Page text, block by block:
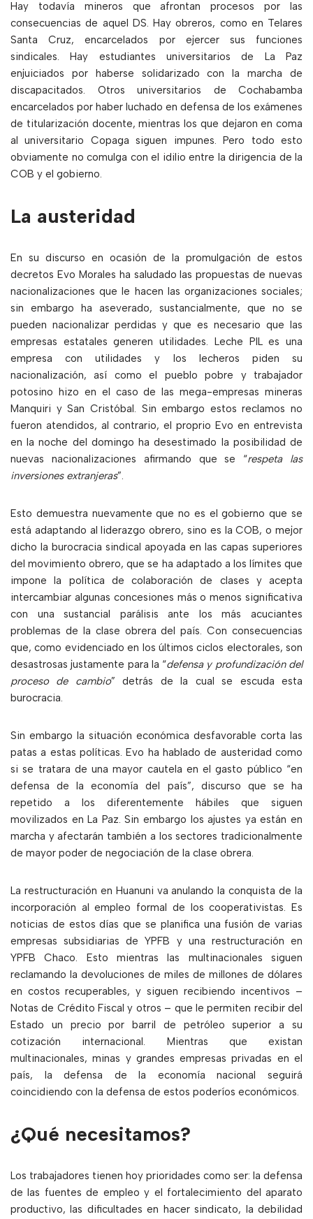
Hay todavía mineros que afrontan procesos por las
consecuencias de aquel DS. Hay obreros, como en Telares
Santa Cruz, encarcelados por ejercer sus funciones
sindicales. Hay estudiantes universitarios de La Paz
enjuiciados por haberse solidarizado con la marcha de
discapacitados. Otros universitarios de Cochabamba
encarcelados por haber luchado en defensa de los exámenes
de titularización docente, mientras los que dejaron en coma
al universitario Copaga siguen impunes. Pero todo esto
obviamente no comulga con el idilio entre la dirigencia de la
COB y el gobierno.
La austeridad
En su discurso en ocasión de la promulgación de estos
decretos Evo Morales ha saludado las propuestas de nuevas
nacionalizaciones que le hacen las organizaciones sociales;
sin embargo ha aseverado, sustancialmente, que no se
pueden nacionalizar perdidas y que es necesario que las
empresas estatales generen utilidades. Leche PIL es una
empresa con utilidades y los lecheros piden su
nacionalización, así como el pueblo pobre y trabajador
potosino hizo en el caso de las mega-empresas mineras
Manquiri y San Cristóbal. Sin embargo estos reclamos no
fueron atendidos, al contrario, el proprio Evo en entrevista
en la noche del domingo ha desestimado la posibilidad de
nuevas nacionalizaciones afirmando que se “respeta las
inversiones extranjeras”.
Esto demuestra nuevamente que no es el gobierno que se
está adaptando al liderazgo obrero, sino es la COB, o mejor
dicho la burocracia sindical apoyada en las capas superiores
del movimiento obrero, que se ha adaptado a los límites que
impone la política de colaboración de clases y acepta
intercambiar algunas concesiones más o menos significativa
con una sustancial parálisis ante los más acuciantes
problemas de la clase obrera del país. Con consecuencias
que, como evidenciado en los últimos ciclos electorales, son
desastrosas justamente para la “defensa y profundización del
proceso de cambio” detrás de la cual se escuda esta
burocracia.
Sin embargo la situación económica desfavorable corta las
patas a estas políticas. Evo ha hablado de austeridad como
si se tratara de una mayor cautela en el gasto público “en
defensa de la economía del país”, discurso que se ha
repetido a los diferentemente hábiles que siguen
movilizados en La Paz. Sin embargo los ajustes ya están en
marcha y afectarán también a los sectores tradicionalmente
de mayor poder de negociación de la clase obrera.
La restructuración en Huanuni va anulando la conquista de la
incorporación al empleo formal de los cooperativistas. Es
noticias de estos días que se planifica una fusión de varias
empresas subsidiarias de YPFB y una restructuración en
YPFB Chaco. Esto mientras las multinacionales siguen
reclamando la devoluciones de miles de millones de dólares
en costos recuperables, y siguen recibiendo incentivos –
Notas de Crédito Fiscal y otros – que le permiten recibir del
Estado un precio por barril de petróleo superior a su
cotización internacional. Mientras que existan
multinacionales, minas y grandes empresas privadas en el
país, la defensa de la economía nacional seguirá
coincidiendo con la defensa de estos poderíos económicos.
¿Qué necesitamos?
Los trabajadores tienen hoy prioridades como ser: la defensa
de las fuentes de empleo y el fortalecimiento del aparato
productivo, las dificultades en hacer sindicato, la debilidad